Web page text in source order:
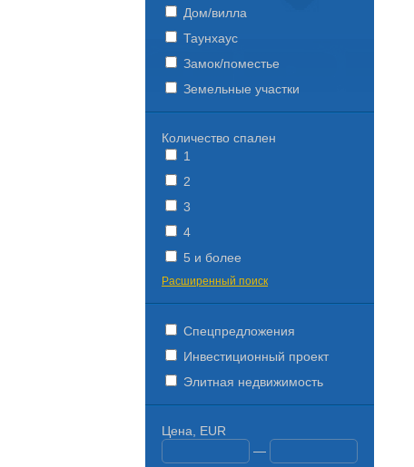
Дом/вилла
Таунхаус
Замок/поместье
Земельные участки
Количество спален
1
2
3
4
5 и более
Расширенный поиск
Спецпредложения
Инвестиционный проект
Элитная недвижимость
Цена, EUR
—